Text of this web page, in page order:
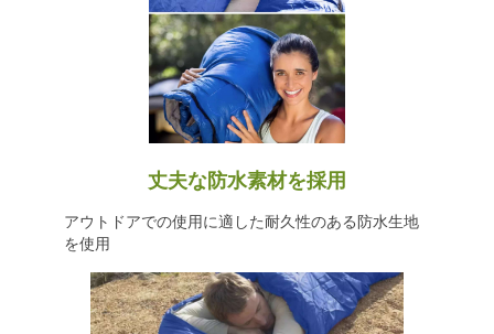
丈夫な防水素材を採用
アウトドアでの使用に適した耐久性のある防水生地
を使用